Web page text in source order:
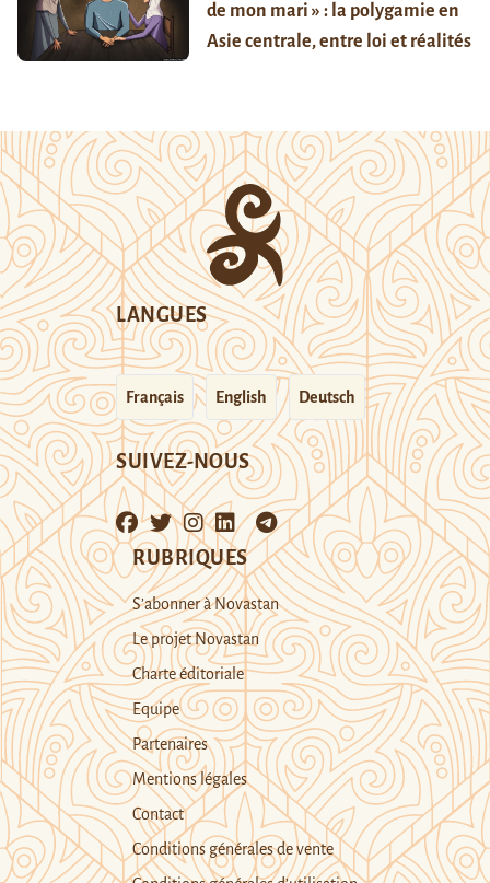
de mon mari » : la polygamie en
Asie centrale, entre loi et réalités
LANGUES
Français English Deutsch
SUIVEZ-NOUS
RUBRIQUES
S’abonner à Novastan
Le projet Novastan
Charte éditoriale
Equipe
Partenaires
Mentions légales
Contact
Conditions générales de vente